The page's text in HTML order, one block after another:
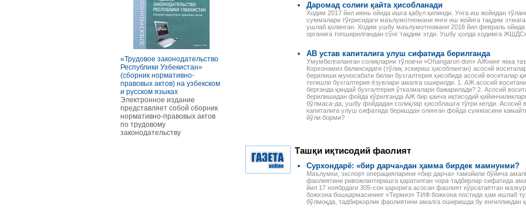
«Трудовое законодательство
Республики Узбекистан»
(сборник нормативно-
правовых актов) на узбекском
и русском языках
Электронное издание
представляет собой сборник
нормативно-правовых актов
по трудовому
законодательству
РАСЧЕТЫ С ПЕРСОНАЛОМ II
В книге рассмотрены вопросы
оплаты труда отдельных
отдельных сферах и случаях.
действующие ограничения
при приеме на работу
совместителей, начисление
им заработной платы при
повременной и сдельной
форме оплаты труда, виды
сезонных работ и расчеты с
работниками-сезонщиками,
Налоговое законодательство
Республики Узбекистан
правовых актов
Данное электронное издание
по сути представляет собой
сборник нормативно-
правовых актов по налоговому
законодательству Республики
Узбекистан. В него вошли все
законы, указы,
постановления,
постановления и
распоряжения Кабинета
министров Республики
Узбекистан,
зарегистрированные
Министерством юстиции
Республики Узбекистан, а
также иные нормативные
Годовой отчет–2013
Издательство «Norma»
электронную книгу для
бухгалтеров. В пособии
специалисты подробно, по
строкам баланса,
порядок учета финансово-
хозяйственных операций и
налоговые последствия.
Разъяснения
законодательство.
Даромад солиғи қайта ҳисобланади
Ходим 2017 йил июнь ойида ишга қабул қилинди. Унга иш жойидан
суммалари тўғрисидаги маълумотномани янги иш жойига тақдим
ушлаб қолинган. Ходим ушбу маълумотномани 2018 йил февраль
органига топширилгандан сўнг тақдим этди. Ушбу ҳолда ходимга
АВ устав капиталига улуш сифатида берилганда
Умумбелгиланган солиқларни тўловчи «Оhangaron don» АЖнинг якка
Корхонамиз балансидаги (тўлиқ эскириш ҳисобланган) асосий
берилиши муносабати билан бухгалтерия ҳисобида асосий воситалар
тегишли бухгалтерия ёзувлари амалга оширилди. 1. АЖ асосий
берганда қандай бухгалтерия ўтказмалари бажарилади? 2. Асосий
берилишидан фойда кўрилганда АЖ бир қанча иқтисодий
бўлмаса-да, ушбу фойдадан солиқлар ҳисоблашга тўғри келди. Асосий
капиталига улуш сифатида беришдан олинган фойда суммасини
йўли борми?
Ташқи иқтисодий фаолият
Сурхондарё: «бир дарча»дан ҳамма бирдек мамнунми?
Маълумки, экспорт операцияларини «бир дарча» тамойили бўйича
фаолиятини ривожлантиришга қаратилган чора-тадбирлар сифатида
йил 17 ноябрдаги 305-сон қарорига асосан фаолият кўрсатаётган
божхона бошқармасининг «Термиз» ТИФ божхона постида ҳам ишлаб
бўлмоқда, тадбиркорлик фаолиятини амалга оширишда бу енгилликдан